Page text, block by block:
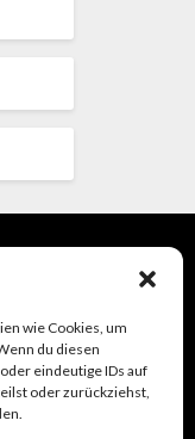
wie Cookies, um
du diesen
eindeutige IDs auf
oder zurückziehst,